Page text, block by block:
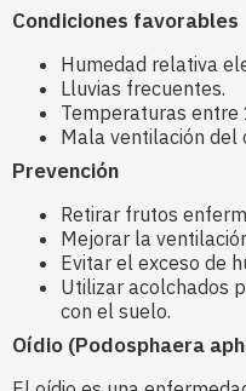
Condiciones favorables
Humedad relativa
Lluvias frecuentes.
Temperaturas entre
Mala ventilación del
Prevención
Retirar frutos
Mejorar la
Evitar el exceso de
Utilizar acolchados
con el suelo.
Oídio (Podosphaera